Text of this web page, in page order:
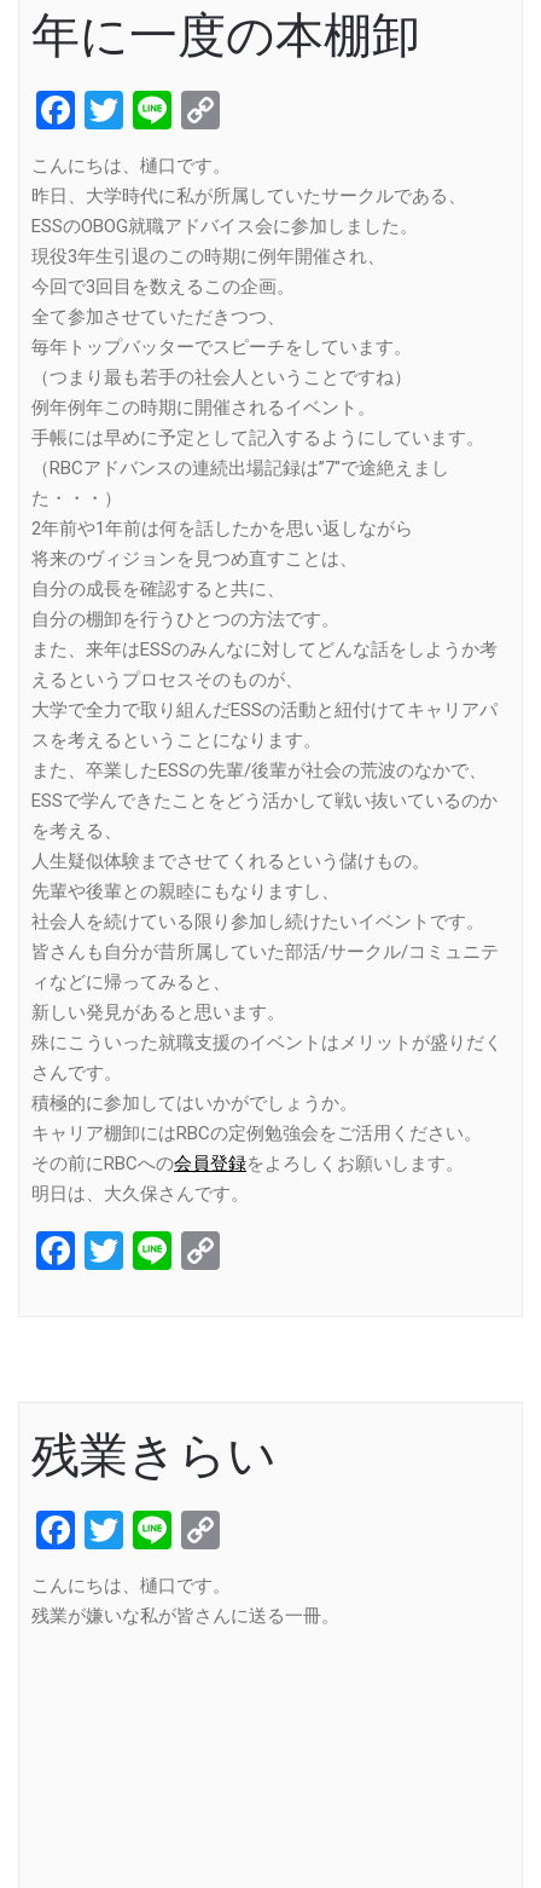
年に一度の本棚卸
Facebook
Twitter
Line
こんにちは、樋口です。
昨日、大学時代に私が所属していたサークルである、
ESSのOBOG就職アドバイス会に参加しました。
現役3年生引退のこの時期に例年開催され、
今回で3回目を数えるこの企画。
全て参加させていただきつつ、
毎年トップバッターでスピーチをしています。
（つまり最も若手の社会人ということですね）
例年例年この時期に開催されるイベント。
手帳には早めに予定として記入するようにしています。
（RBCアドバンスの連続出場記録は”7″で途絶えまし
た・・・）
2年前や1年前は何を話したかを思い返しながら
将来のヴィジョンを見つめ直すことは、
自分の成長を確認すると共に、
自分の棚卸を行うひとつの方法です。
また、来年はESSのみんなに対してどんな話をしようか考
えるというプロセスそのものが、
大学で全力で取り組んだESSの活動と紐付けてキャリアパ
スを考えるということになります。
また、卒業したESSの先輩/後輩が社会の荒波のなかで、
ESSで学んできたことをどう活かして戦い抜いているのか
を考える、
人生疑似体験までさせてくれるという儲けもの。
先輩や後輩との親睦にもなりますし、
社会人を続けている限り参加し続けたいイベントです。
皆さんも自分が昔所属していた部活/サークル/コミュニテ
ィなどに帰ってみると、
新しい発見があると思います。
殊にこういった就職支援のイベントはメリットが盛りだく
さんです。
積極的に参加してはいかがでしょうか。
キャリア棚卸にはRBCの定例勉強会をご活用ください。
その前にRBCへの会員登録をよろしくお願いします。
明日は、大久保さんです。
Facebook
Twitter
Line
残業きらい
Facebook
Twitter
Line
こんにちは、樋口です。
残業が嫌いな私が皆さんに送る一冊。